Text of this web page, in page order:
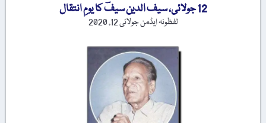
12 جولائی، سیف الدین سیفؔ کا یومِ انتقال
لفظونہ ایڈمنجولائی 12, 2020